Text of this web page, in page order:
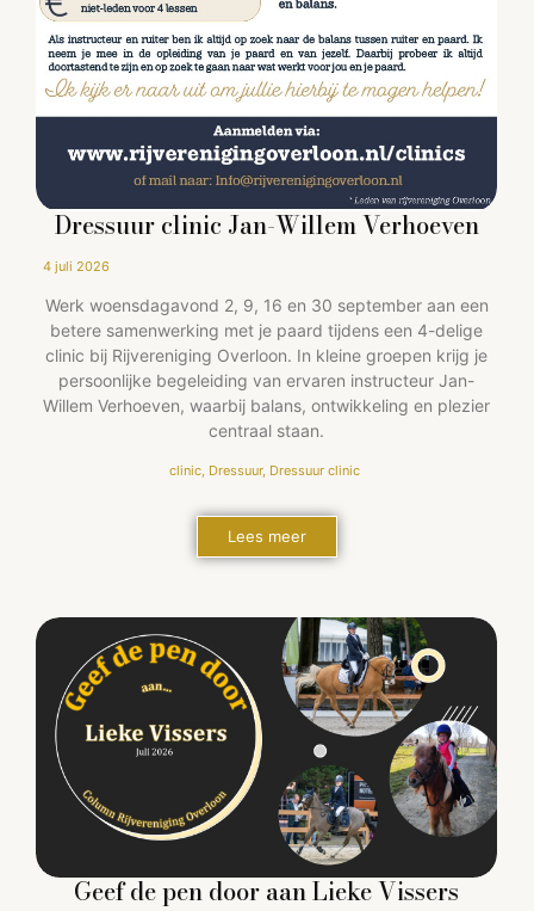
Dressuur clinic Jan-Willem Verhoeven
4 juli 2026
Werk woensdagavond 2, 9, 16 en 30 september aan een
betere samenwerking met je paard tijdens een 4-delige
clinic bij Rijvereniging Overloon. In kleine groepen krijg je
persoonlijke begeleiding van ervaren instructeur Jan-
Willem Verhoeven, waarbij balans, ontwikkeling en plezier
centraal staan.
clinic, Dressuur, Dressuur clinic
Lees meer
Geef de pen door aan Lieke Vissers